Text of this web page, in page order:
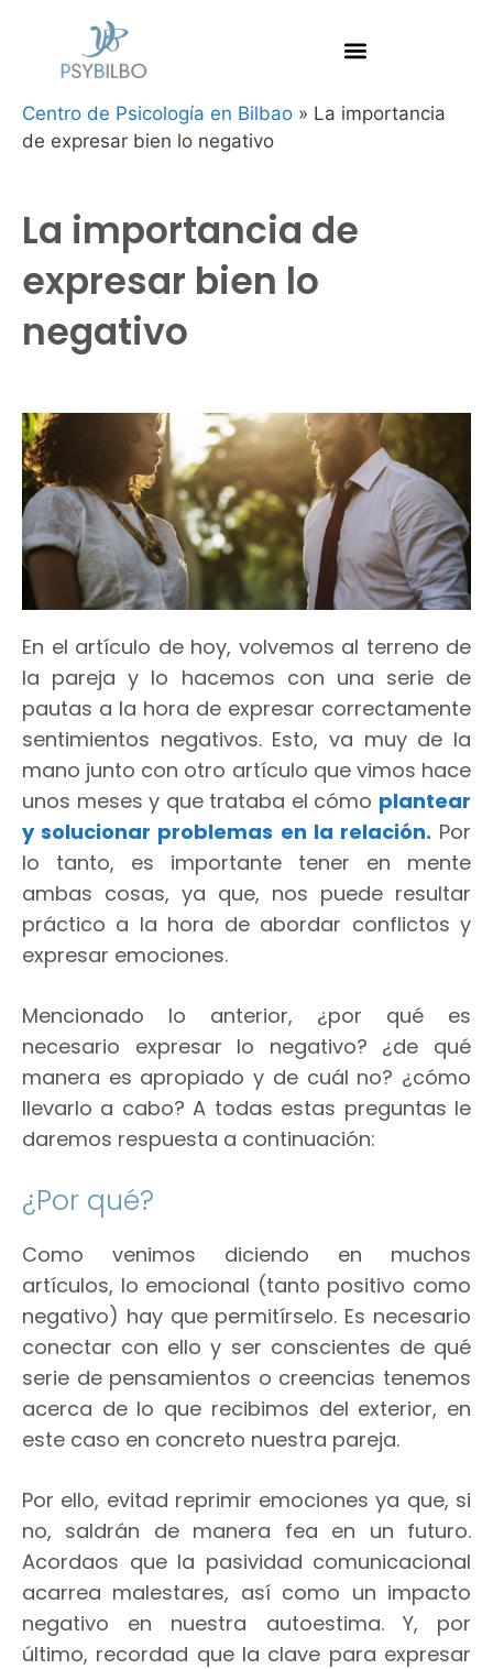
Centro de Psicología en Bilbao » La importancia
de expresar bien lo negativo
La importancia de
expresar bien lo
negativo
En el artículo de hoy, volvemos al terreno de
la pareja y lo hacemos con una serie de
pautas a la hora de expresar correctamente
sentimientos negativos. Esto, va muy de la
mano junto con otro artículo que vimos hace
unos meses y que trataba el cómo plantear
y solucionar problemas en la relación. Por
lo tanto, es importante tener en mente
ambas cosas, ya que, nos puede resultar
práctico a la hora de abordar conflictos y
expresar emociones.
Mencionado lo anterior, ¿por qué es
necesario expresar lo negativo? ¿de qué
manera es apropiado y de cuál no? ¿cómo
llevarlo a cabo? A todas estas preguntas le
daremos respuesta a continuación:
¿Por qué?
Como venimos diciendo en muchos
artículos, lo emocional (tanto positivo como
negativo) hay que permitírselo. Es necesario
conectar con ello y ser conscientes de qué
serie de pensamientos o creencias tenemos
acerca de lo que recibimos del exterior, en
este caso en concreto nuestra pareja.
Por ello, evitad reprimir emociones ya que, si
no, saldrán de manera fea en un futuro.
Acordaos que la pasividad comunicacional
acarrea malestares, así como un impacto
negativo en nuestra autoestima. Y, por
último, recordad que la clave para expresar